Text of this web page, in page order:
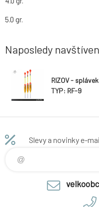
5.0 gr.
Naposledy
RIZOV - splávek
TYP: RF-9
Slevy a novinky e-